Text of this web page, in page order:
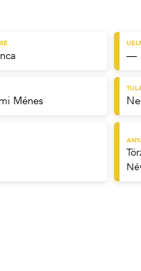
—
Ménes